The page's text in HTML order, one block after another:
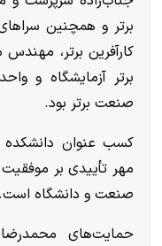
برتر و همچنین
کارآفرین برتر،
برتر آزمایشگاه و
صنعت برتر بود.
کسب عنوان دانشکده
مهر تأییدی بر
صنعت و دانشگاه است.
حمایت‌های